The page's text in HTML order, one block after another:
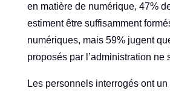
en matière de numérique, 47%
estiment être suffisamment
numériques, mais 59% jugent
proposés par l’administration ne
Les personnels interrogés ont